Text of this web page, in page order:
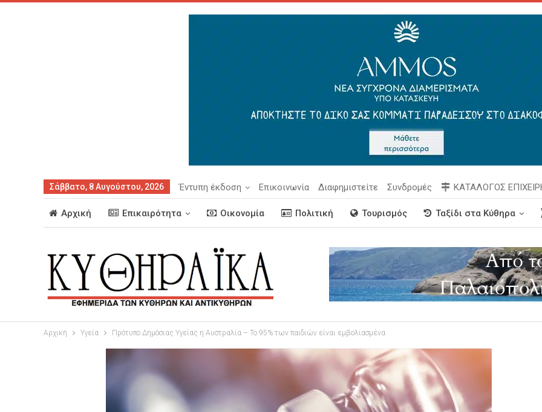
Σάββατο, 8 Αυγούστου, 2026 Έντυπη έκδοση Επικοινωνία Διαφημιστείτε Συνδρομές ΚΑΤΑΛΟΓΟΣ
Αρχική Επικαιρότητα Οικονομία Πολιτική Τουρισμός Ταξίδι στα Κύθηρα
Αρχική Υγεία Πρότυπο Δημόσιας Υγείας η Αυστραλία – Το 95% των παιδιών είναι εμβολιασμένα